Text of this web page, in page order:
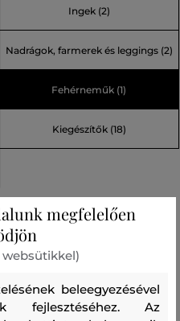
Ingek (2)
Nadrágok, farmerek és leggings (2)
Fehérneműk (1)
Kiegészítők (18)
megfelelően
websütikkel)
beleegyezésével
fejlesztéséhez. Az